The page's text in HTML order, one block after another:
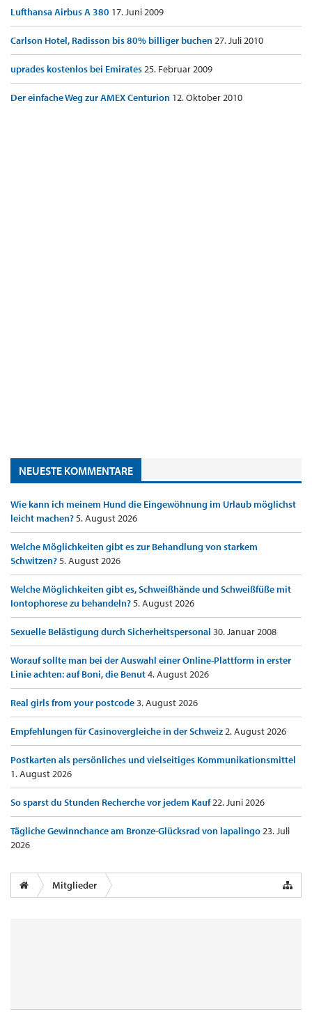
Lufthansa Airbus A 380 17. Juni 2009
Carlson Hotel, Radisson bis 80% billiger buchen27. Juli 2010
uprades kostenlos bei Emirates25. Februar 2009
Der einfache Weg zur AMEX Centurion 12. Oktober 2010
NEUESTE KOMMENTARE
Wie kann ich meinem Hund die Eingewöhnung im Urlaub möglichst
leicht machen?5. August 2026
Welche Möglichkeiten gibt es zur Behandlung von starkem
Schwitzen?5. August 2026
Welche Möglichkeiten gibt es, Schweißhände und Schweißfüße mit
Iontophorese zu behandeln?5. August 2026
Sexuelle Belästigung durch Sicherheitspersonal 30. Januar 2008
Worauf sollte man bei der Auswahl einer Online-Plattform in erster
Linie achten: auf Boni, die Benut4. August 2026
Real girls from your postcode3. August 2026
Empfehlungen für Casinovergleiche in der Schweiz2. August 2026
Postkarten als persönliches und vielseitiges Kommunikationsmittel
1. August 2026
So sparst du Stunden Recherche vor jedem Kauf22. Juni 2026
Tägliche Gewinnchance am Bronze-Glücksrad von lapalingo23. Juli
2026
Mitglieder